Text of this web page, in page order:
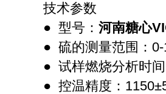
技术参数
● 型号： 河南糖心
● 硫的测量范围：
● 试样燃烧分析时
● 控温精度：